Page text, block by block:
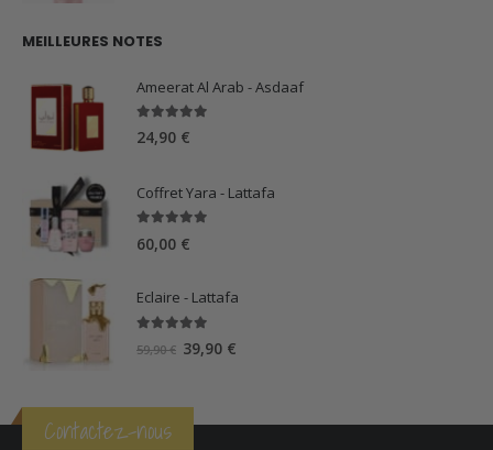
MEILLEURES NOTES
Ameerat Al Arab - Asdaaf
5.00sur 5
24,90 €
Coffret Yara - Lattafa
60,00 €
Eclaire - Lattafa
sur 5
59,90€ Le
39,90 €
Contactez-nous